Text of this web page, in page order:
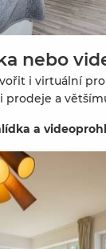
nebo
i virtuální
prodeje a
a